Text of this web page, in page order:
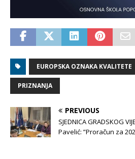
EUROPSKA OZNAKA KVALITETE
PRIZNANJA
PREVIOUS
SJEDNICA GRADSKOG
Pavelić: ”Proračun za